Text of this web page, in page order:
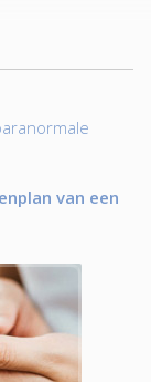
van een